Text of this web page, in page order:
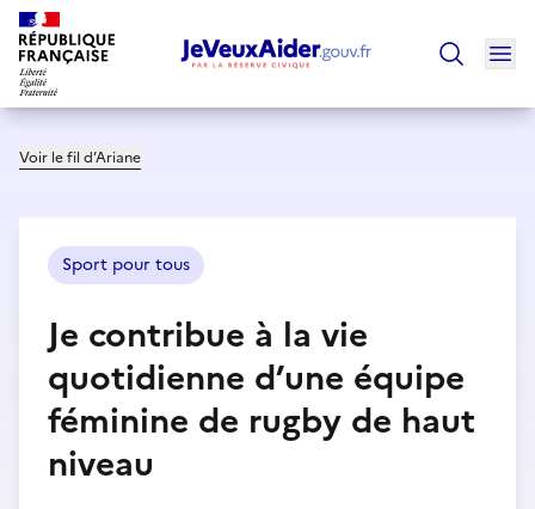
Voir le fil d’Ariane
Sport pour tous
Je contribue à la vie
quotidienne d’une équipe
féminine de rugby de haut
niveau